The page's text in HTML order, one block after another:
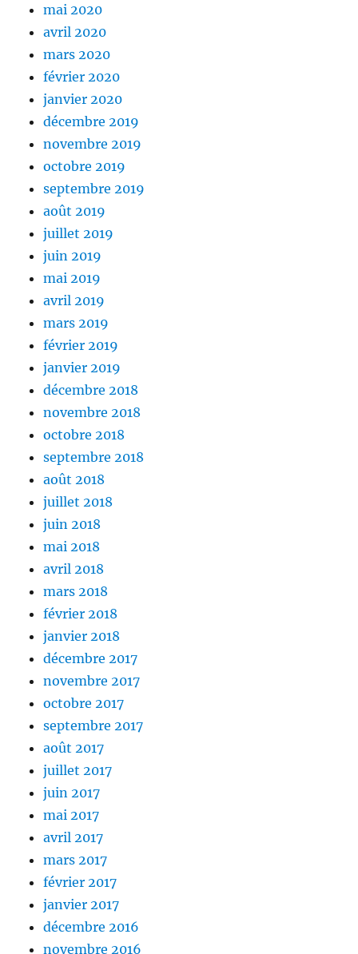
mai 2020
avril 2020
mars 2020
février 2020
janvier 2020
décembre 2019
novembre 2019
octobre 2019
septembre 2019
août 2019
juillet 2019
juin 2019
mai 2019
avril 2019
mars 2019
février 2019
janvier 2019
décembre 2018
novembre 2018
octobre 2018
septembre 2018
août 2018
juillet 2018
juin 2018
mai 2018
avril 2018
mars 2018
février 2018
janvier 2018
décembre 2017
novembre 2017
octobre 2017
septembre 2017
août 2017
juillet 2017
juin 2017
mai 2017
avril 2017
mars 2017
février 2017
janvier 2017
décembre 2016
novembre 2016